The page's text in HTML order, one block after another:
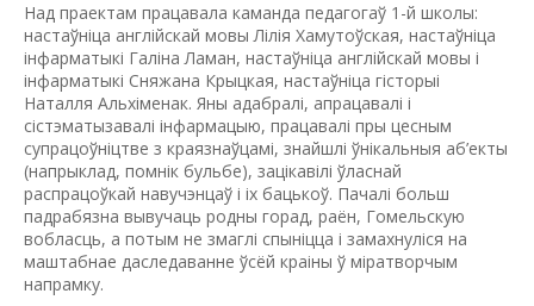
Над праектам працавала каманда педагогаў 1-й школы:
настаўніца англійскай мовы Лілія Хамутоўская, настаўніца
інфарматыкі Галіна Ламан, настаўніца англійскай мовы і
інфарматыкі Сняжана Крыцкая, настаўніца гісторыі
Наталля Альхіменак. Яны адабралі, апрацавалі і
сістэматызавалі інфармацыю, працавалі пры цесным
супрацоўніцтве з краязнаўцамі, знайшлі ўнікальныя аб’екты
(напрыклад, помнік бульбе), зацікавілі ўласнай
распрацоўкай навучэнцаў і іх бацькоў. Пачалі больш
падрабязна вывучаць родны горад, раён, Гомельскую
вобласць, а потым не змаглі спыніцца і замахнуліся на
маштабнае даследаванне ўсёй краіны ў міратворчым
напрамку.